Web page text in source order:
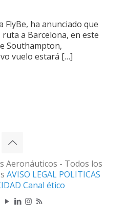
FlyBe, ha anunciado que
a Barcelona, en este
Southampton,
vuelo estará […]
Aeronáuticos - Todos los
AVISO LEGAL POLITICAS
Canal ético